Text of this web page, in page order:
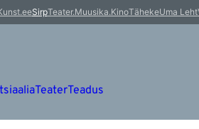
SirpTeater.Muusika.KinoTähekeUma Leht
TeaterTeadus